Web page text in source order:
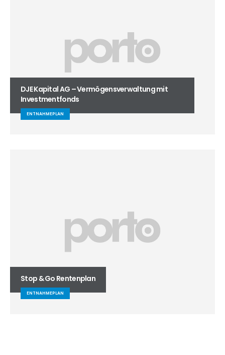
DJE Kapital AG – Vermögensverwaltung mit
Investmentfonds
ENTNAHMEPLAN
Stop & Go Rentenplan
ENTNAHMEPLAN